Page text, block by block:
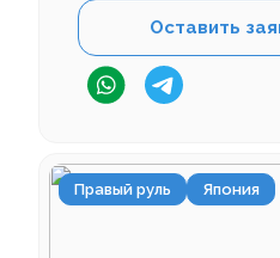
Оставить
Правый руль Япония